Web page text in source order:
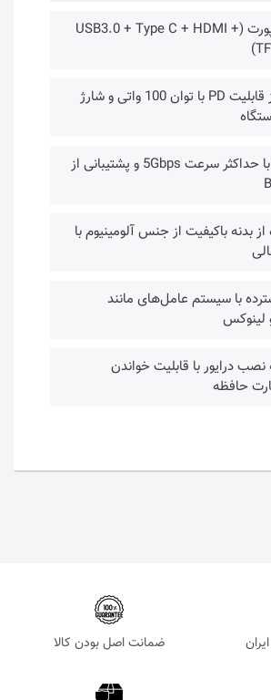
• مجهز به 8 پورت (USB3.0 + Type C + HDMI +
• بهره‌مندی از قابلیت PD با توان 100 واتی و شارژ
• انتقال داده با حداکثر سرعت 5Gbps و پشتیبانی از
بدنه باکیفیت از جنس آلومینیوم با
با سیستم عامل‌های مانند
لینوکس
نصب درایور با قابلیت خواندن
حافظه
ضمانت اصل بودن کالا